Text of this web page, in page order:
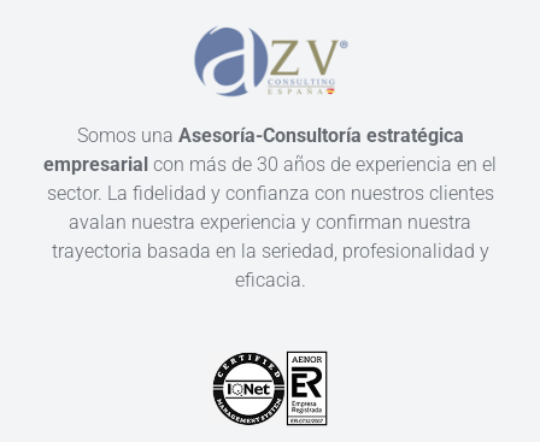
Somos una Asesoría-Consultoría estratégica
empresarial con más de 30 años de experiencia en el
sector. La fidelidad y confianza con nuestros clientes
avalan nuestra experiencia y confirman nuestra
trayectoria basada en la seriedad, profesionalidad y
eficacia.